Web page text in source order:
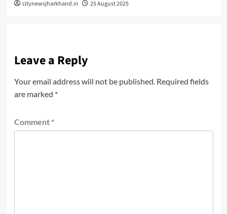
citynewsjharkhand.in 25 August 2025
Leave a Reply
Your email address will not be published. Required fields
are marked *
Comment *